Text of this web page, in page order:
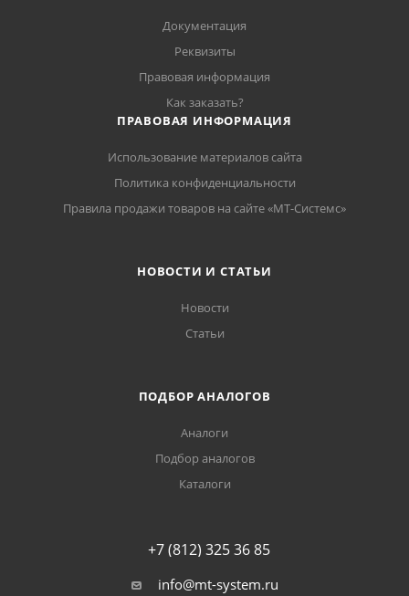
Документация
Реквизиты
Правовая информация
Как заказать?
ПРАВОВАЯ ИНФОРМАЦИЯ
Использование материалов сайта
Политика конфиденциальности
Правила продажи товаров на сайте «МТ-Системс»
НОВОСТИ И СТАТЬИ
Новости
Статьи
ПОДБОР АНАЛОГОВ
Аналоги
Подбор аналогов
Каталоги
+7 (812) 325 36 85
info@mt-system.ru